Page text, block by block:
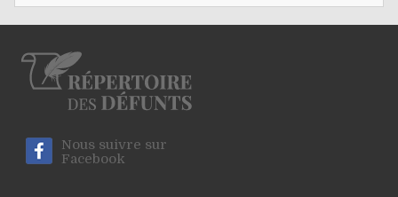
Nous suivre sur
Facebook